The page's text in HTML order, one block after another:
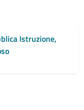
Istruzione,